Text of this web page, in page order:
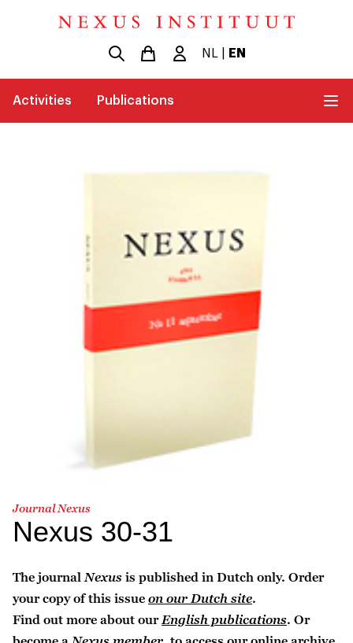
NL EN
Activities Publications
Journal Nexus
Nexus 30-31
The journal Nexus is published in Dutch only. Order
your copy of this issue on our Dutch site.
Find out more about our English publications. Or